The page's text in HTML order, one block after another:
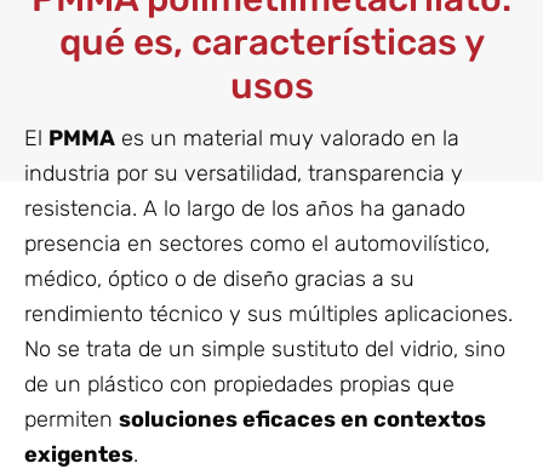
qué es, características y
usos
El PMMA es un material muy valorado en la
industria por su versatilidad, transparencia y
resistencia. A lo largo de los años ha ganado
presencia en sectores como el automovilístico,
médico, óptico o de diseño gracias a su
rendimiento técnico y sus múltiples aplicaciones.
No se trata de un simple sustituto del vidrio, sino
de un plástico con propiedades propias que
permiten soluciones eficaces en contextos
exigentes.